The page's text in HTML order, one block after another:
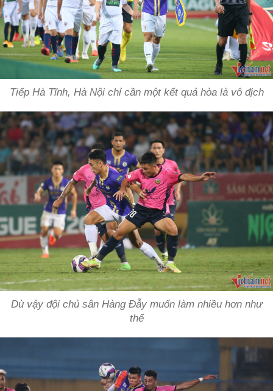
Tiếp Hà Tĩnh, Hà Nội chỉ cần một kết quả hòa là vô địch
Dù vậy đội chủ sân Hàng Đẫy muốn làm nhiều hơn như
thế